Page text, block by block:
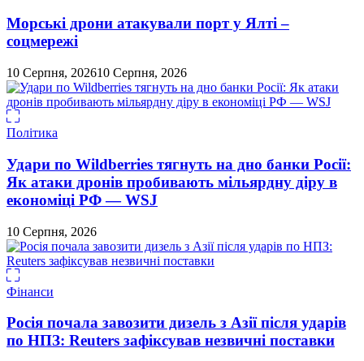
Морські дрони атакували порт у Ялті –
соцмережі
10 Серпня, 202610 Серпня, 2026
Політика
Удари по Wildberries тягнуть на дно банки Росії:
Як атаки дронів пробивають мільярдну діру в
економіці РФ — WSJ
10 Серпня, 2026
Фінанси
Росія почала завозити дизель з Азії після ударів
по НПЗ: Reuters зафіксував незвичні поставки